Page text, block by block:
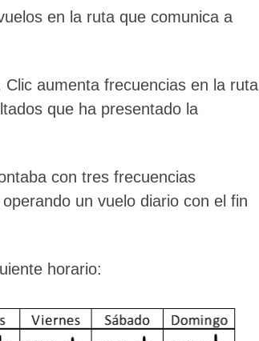
en la ruta que comunica a
aumenta frecuencias en la ruta
que ha presentado la
con tres frecuencias
un vuelo diario con el fin
horario: